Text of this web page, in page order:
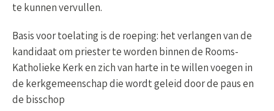
te kunnen vervullen.
Basis voor toelating is de roeping: het verlangen van de
kandidaat om priester te worden binnen de Rooms-
Katholieke Kerk en zich van harte in te willen voegen in
de kerkgemeenschap die wordt geleid door de paus en
de bisschop